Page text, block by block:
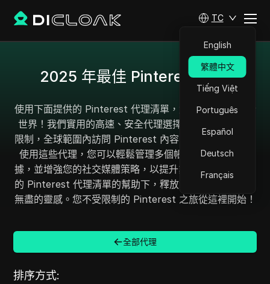
TC
English
繁體中文
Tiếng Việt
Português
Español
Deutsch
Français
2025 年最佳 Pinterest 代理
使用下面提供的 Pinterest 代理清單，解鎖無限瀏覽的新
世界！我們實用的高速、安全代理選擇使您能夠繞過 IP
限制，全球範圍內訪問 Pinterest 內容，無需擔心被禁。
使用這些代理，您可以輕鬆管理多個帳戶、抓取重要數
據，並增強您的社交媒體策略，以提升業務表現。在我們
的 Pinterest 代理清單的幫助下，釋放您的創造力，探索
無盡的靈感。您不受限制的 Pinterest 之旅從這裡開始！
全部代理
排序方式: